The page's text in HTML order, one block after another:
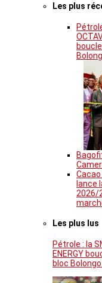
Les plus
Cacao
lance
2026/
Les plus lus
Pétrole : la
ENERGY
bloc